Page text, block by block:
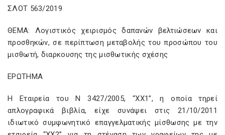
ΣΛΟΤ 563/2019
ΘΕΜΑ: Λογιστικός χειρισμός δαπανών βελτιώσεων και
προσθηκών, σε περίπτωση μεταβολής του προσώπου του
μισθωτή, διαρκουσης της μισθωτικής σχέσης
ΕΡΩΤΗΜΑ
H Εταιρεία του Ν 3427/2005, “XX1”, η οποία τηρεί
απλογραφικά βιβλία, είχε συνάψει στις 21/10/2011
ιδιωτικό συμφωνητικό επαγγελματικής μίσθωσης με την